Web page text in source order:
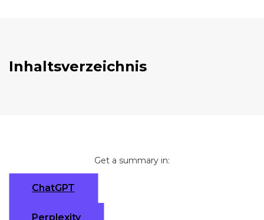
Inhaltsverzeichnis
Get a summary in:
ChatGPT
Perplexity